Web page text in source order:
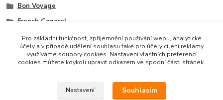
Bon Voyage
French General
Hlavní vzory kolekce
Modré odstíny
Copyright © 2014 · E-SHOP S DESIGNOVÝMI LÁTKAMI
Pro základní funkčnost, zpříjemnění používání webu, analytické
účely a v případě udělení souhlasu také pro účely cílení reklamy
využíváme soubory cookies. Nastavení vlastních preferencí
cookies můžete kdykoli upravit odkazem ve spodní části stránek.
Nastavení Souhlasím